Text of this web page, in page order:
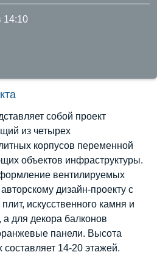
14:10
собой проект
из четырех
корпусов переменной
объектов инфраструктуры.
вентилируемых
дизайн-проекту с
искусственного камня и
а для декора балконов
панели. Высота
составляет 14-20 этажей.